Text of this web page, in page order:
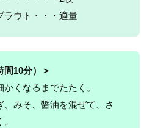
ラウト・・・適量
間10分）＞
くなるまでたたく。
みそ、醤油を混ぜて、さ